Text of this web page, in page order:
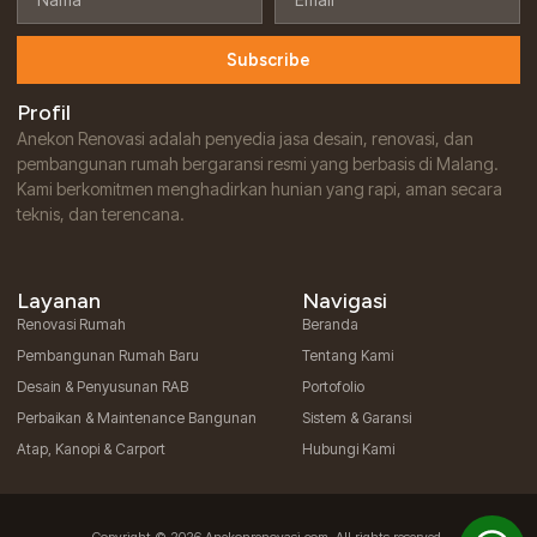
Subscribe
Profil
Anekon Renovasi adalah penyedia jasa desain, renovasi, dan
pembangunan rumah bergaransi resmi yang berbasis di Malang.
Kami berkomitmen menghadirkan hunian yang rapi, aman secara
teknis, dan terencana.
Layanan
Renovasi Rumah
Pembangunan Rumah Baru
Desain & Penyusunan RAB
Perbaikan & Maintenance Bangunan
Atap, Kanopi & Carport
Navigasi
Beranda
Tentang Kami
Portofolio
Sistem & Garansi
Hubungi Kami